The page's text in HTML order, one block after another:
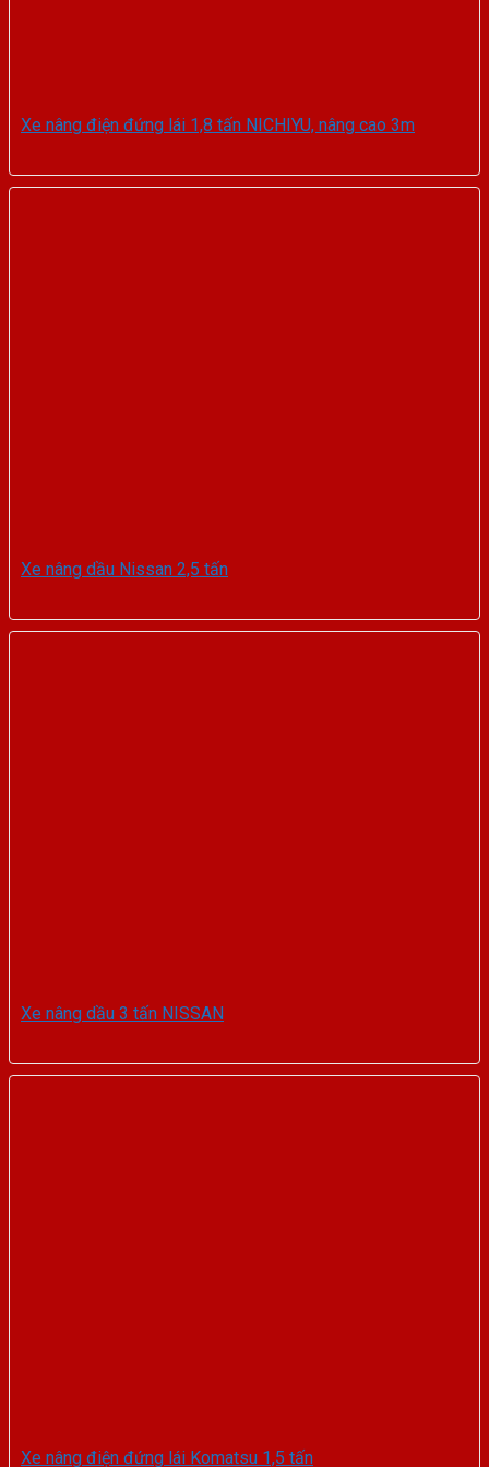
Xe nâng điện đứng lái 1,8 tấn NICHIYU, nâng cao 3m
Xe nâng dầu Nissan 2,5 tấn
Xe nâng dầu 3 tấn NISSAN
Xe nâng điện đứng lái Komatsu 1,5 tấn